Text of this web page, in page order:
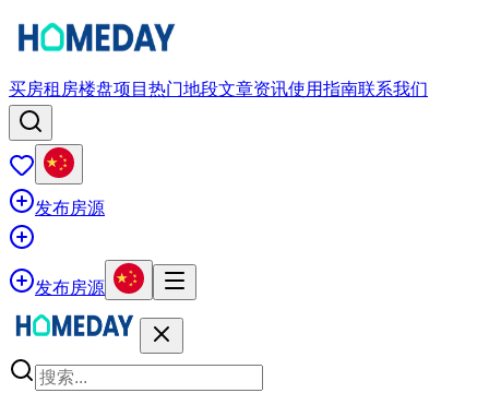
买房租房楼盘项目热门地段文章资讯使用指南联系我们
发布房源
发布房源